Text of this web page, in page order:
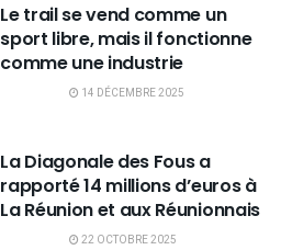
Le trail se vend comme un
sport libre, mais il fonctionne
comme une industrie
14 DÉCEMBRE 2025
La Diagonale des Fous a
rapporté 14 millions d’euros à
La Réunion et aux Réunionnais
22 OCTOBRE 2025